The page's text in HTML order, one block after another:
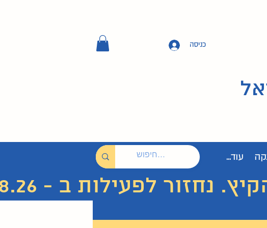
כניסה
עוד...
לפעילות ב - 7.8.26